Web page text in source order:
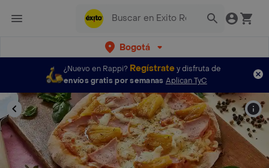
Bogotá
¿Nuevo en Rappi? Regístratey disfruta de
envíos gratis por semanas Aplican TyC